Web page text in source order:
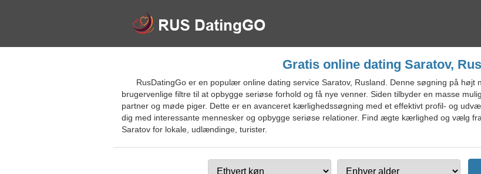
Gratis online dating Saratov,
RusDatingGo er en populær online dating service Saratov, Rusland. Denne søgning på højt
brugervenlige filtre til at opbygge seriøse forhold og få nye venner. Siden tilbyder en masse
partner og møde piger. Dette er en avanceret kærlighedssøgning med et effektivt profil- og
dig med interessante mennesker og opbygge seriøse relationer. Find ægte kærlighed og vælg
Saratov for lokale, udlændinge, turister.